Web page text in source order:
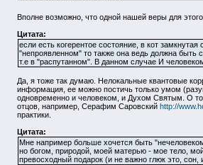
Вполне возможно, что одной нашей веры для
Цитата:
если есть когерентое состояние, в кот
"непроявленном" то также она ведь должна
т.е в "распутанном". В данном случае И
Да, я тоже так думаю. Нелокальные квантовые
информация, ее можно постичь только умом
одновременно и человеком, и Духом Святым. О
отцов, например, Серафим Саровский http://
практики.
Цитата:
Мне например больше хочется быть
но богом, природой, моей матерью - мое тело,
превосходный подарок (и не важно глюк это,